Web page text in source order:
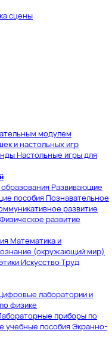
сцены
модулем
и настольных игр
Настольные игры для
Развивающие
пособияПознавательное
развитие
Физическое развитие
Математика и
(окружающий мир)
ИскусствоТруд
лаборатории и
физике
приборы по
учебные пособияЭкранно-